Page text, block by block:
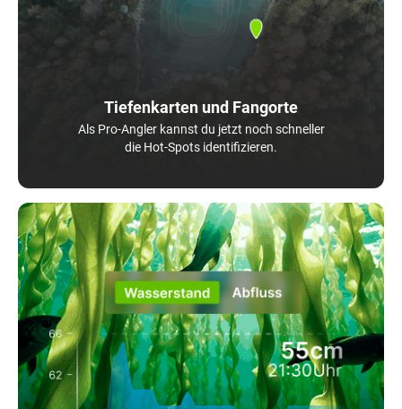
Tiefenkarten und Fangorte
Als Pro-Angler kannst du jetzt noch schneller
die Hot-Spots identifizieren.